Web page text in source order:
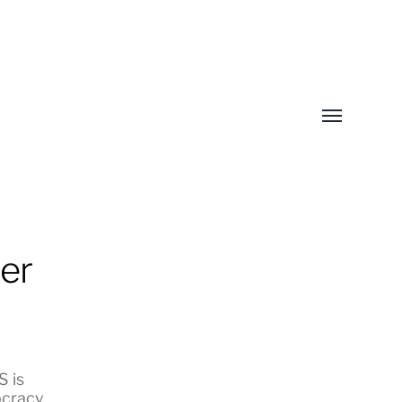
Toggle
is